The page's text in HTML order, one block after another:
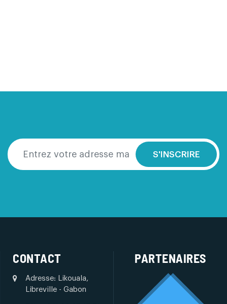
S'INSCRIRE
CONTACT
Adresse: Likouala,
Libreville - Gabon
PARTENAIRES